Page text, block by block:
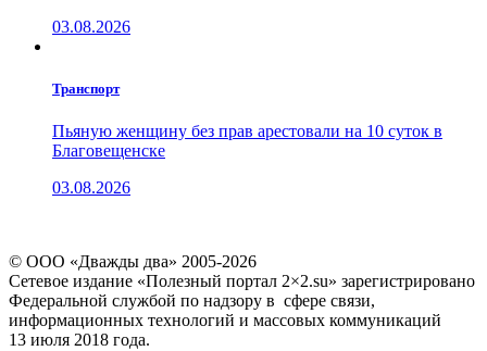
03.08.2026
Транспорт
Пьяную женщину без прав арестовали на 10 суток в
Благовещенске
03.08.2026
© ООО «Дважды два» 2005-2026
Сетевое издание «Полезный портал 2×2.su» зарегистрировано
Федеральной службой по надзору в сфере связи,
информационных технологий и массовых коммуникаций
13 июля 2018 года.